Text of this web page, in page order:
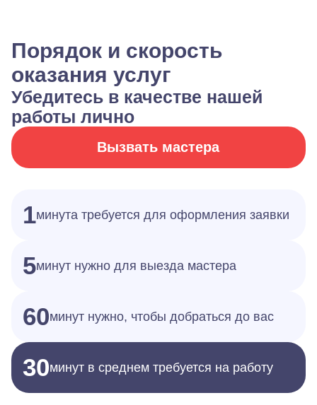
Порядок и скорость
оказания услуг
Убедитесь в качестве нашей
работы лично
Вызвать мастера
1минута требуется для оформления заявки
5минут нужно для выезда мастера
60минут нужно, чтобы добраться до вас
30минут в среднем требуется на работу